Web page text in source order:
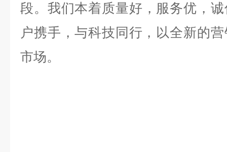
段。我们本着质量好 ，服务优 ，
户携手，与科技同行，以全新的
市场。